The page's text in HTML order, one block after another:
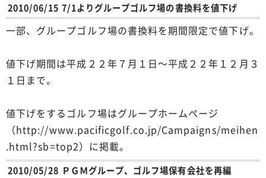
2010/06/15 7/1よりグループゴルフ場の書換料を値下げ
一部、グループゴルフ場の書換料を期間限定で値下げ。
値下げ期間は平成２２年７月１日～平成２２年１２月３
１日まで。
値下げをするゴルフ場はグループホームページ
（http://www.pacificgolf.co.jp/Campaigns/meihen
.html?sb=top2）に掲載。
2010/05/28 ＰＧＭグループ、ゴルフ場保有会社を再編